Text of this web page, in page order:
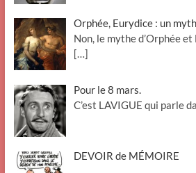
Orphée, Eurydice : un
Non, le mythe d’Orphée et
[…]
Pour le 8 mars.
C’est LAVIGUE qui parle
DEVOIR de MÉMOIRE